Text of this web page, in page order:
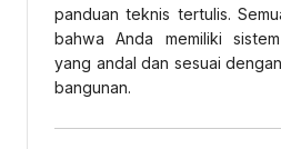
panduan teknis tertulis.
bahwa Anda memiliki
yang andal dan sesuai
bangunan.